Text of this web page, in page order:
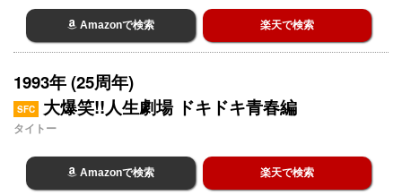
Amazonで検索 楽天で検索
1993年 (25周年)
SFC 大爆笑!!人生劇場 ドキドキ青春編
タイトー
Amazonで検索 楽天で検索